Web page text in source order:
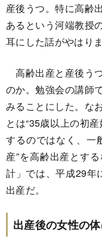
産後うつ。特に高齢
あるという河端教授
耳にした話がやはり
高齢出産と産後う
のか。勉強会の講師
みることにした。な
とは“35歳以上の初
するのではなく、一
産”を高齢出産とす
計」では、平成29年
出産だ。
出産後の女性の